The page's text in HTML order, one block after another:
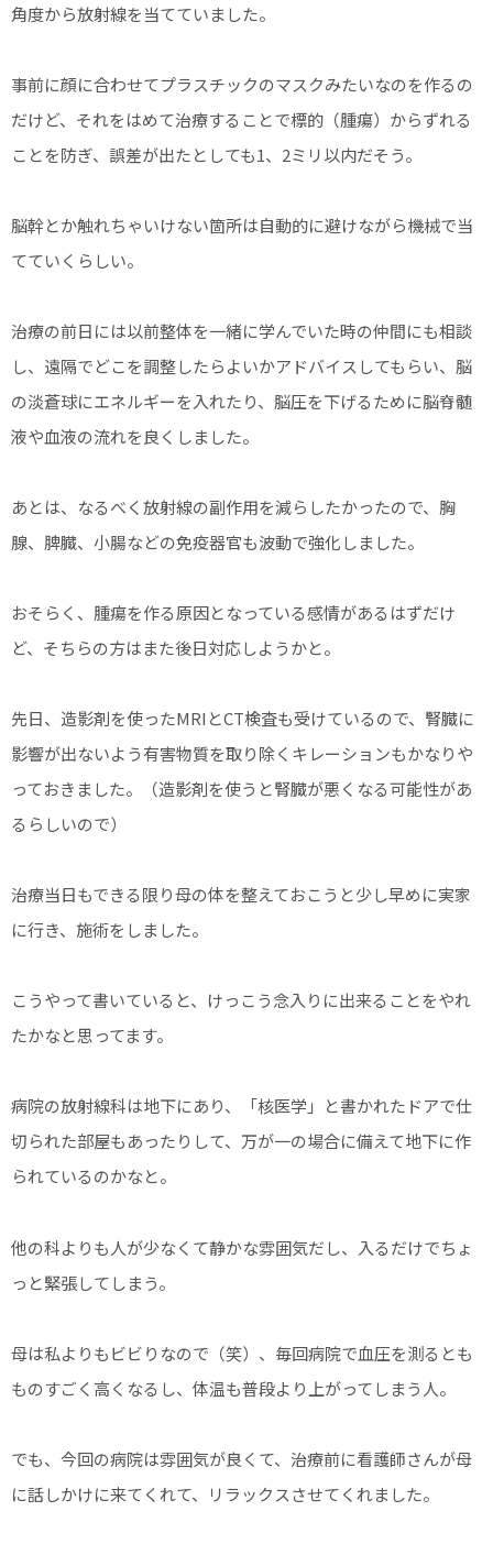
角度から放射線を当てていました。
事前に顔に合わせてプラスチックのマスクみたいなのを作るの
だけど、それをはめて治療することで標的（腫瘍）からずれる
ことを防ぎ、誤差が出たとしても1、2ミリ以内だそう。
脳幹とか触れちゃいけない箇所は自動的に避けながら機械で当
てていくらしい。
治療の前日には以前整体を一緒に学んでいた時の仲間にも相談
し、遠隔でどこを調整したらよいかアドバイスしてもらい、脳
の淡蒼球にエネルギーを入れたり、脳圧を下げるために脳脊髄
液や血液の流れを良くしました。
あとは、なるべく放射線の副作用を減らしたかったので、胸
腺、脾臓、小腸などの免疫器官も波動で強化しました。
おそらく、腫瘍を作る原因となっている感情があるはずだけ
ど、そちらの方はまた後日対応しようかと。
先日、造影剤を使ったMRIとCT検査も受けているので、腎臓に
影響が出ないよう有害物質を取り除くキレーションもかなりや
っておきました。（造影剤を使うと腎臓が悪くなる可能性があ
るらしいので）
治療当日もできる限り母の体を整えておこうと少し早めに実家
に行き、施術をしました。
こうやって書いていると、けっこう念入りに出来ることをやれ
たかなと思ってます。
病院の放射線科は地下にあり、「核医学」と書かれたドアで仕
切られた部屋もあったりして、万が一の場合に備えて地下に作
られているのかなと。
他の科よりも人が少なくて静かな雰囲気だし、入るだけでちょ
っと緊張してしまう。
母は私よりもビビりなので（笑）、毎回病院で血圧を測るとも
ものすごく高くなるし、体温も普段より上がってしまう人。
でも、今回の病院は雰囲気が良くて、治療前に看護師さんが母
に話しかけに来てくれて、リラックスさせてくれました。